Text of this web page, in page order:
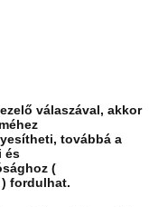
válaszával, akkor
továbbá a
és
(
fordulhat.